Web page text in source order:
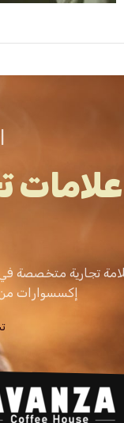
علامات
تجارية متخصصة
إكسسوارات من أكثر من 80 من أفضل